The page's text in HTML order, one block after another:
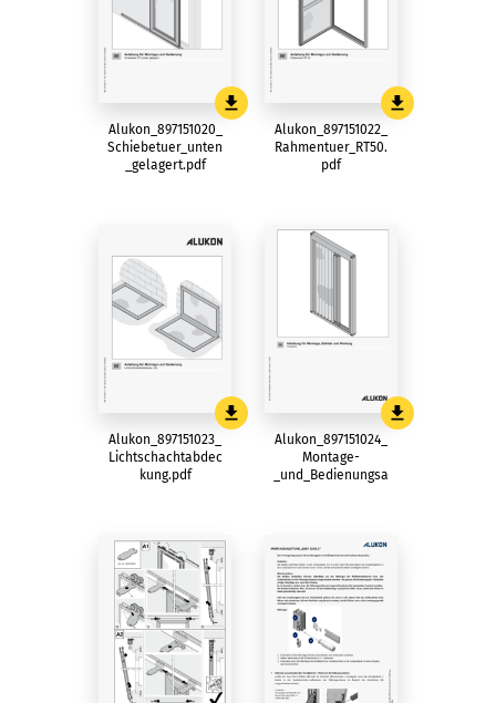
Alukon_897151020_
Schiebetuer_unten
_gelagert.pdf
Alukon_897151022_
Rahmentuer_RT50.
pdf
Alukon_897151023_
Lichtschachtabdec
kung.pdf
Alukon_897151024_
Montage-
_und_Bedienungsa